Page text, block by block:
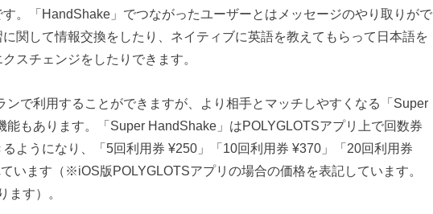
。「HandShake」でつながったユーザーとはメッセージのやり取りがで
関して情報交換をしたり、ネイティブに英語を教えてもらって日本語を
スチェンジをしたりできます。
ンで利用することができますが、より相手とマッチしやすくなる「Super
能もあります。「Super HandShake」はPOLYGLOTSアプリ上で回数券
ようになり、「5回利用券 ¥250」「10回利用券 ¥370」「20回利用券
います（※iOS版POLYGLOTSアプリの場合の価格を表記しています。
ます）。